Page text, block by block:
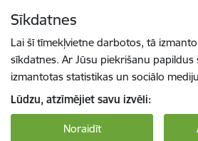
Sīkdatnes
Lai šī tīmekļvietne darbotos, tā
sīkdatnes. Ar Jūsu piekrišanu papildus
izmantotas statistikas un sociālo
Lūdzu, atzīmējiet savu izvēli:
Noraidīt
1 / 27